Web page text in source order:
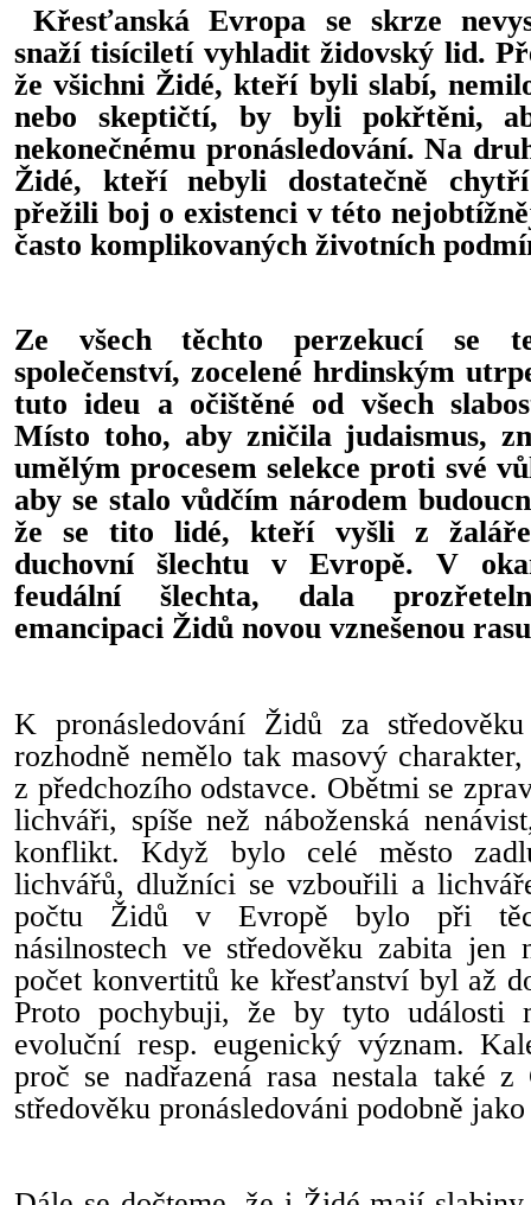
Křesťanská Evropa se skrze
snaží tisíciletí vyhladit židovský lid.
že všichni Židé, kteří byli slabí,
nebo skeptičtí, by byli pokřtěni,
nekonečnému pronásledování. Na
Židé, kteří nebyli dostatečně
přežili boj o existenci v této
často komplikovaných životních
Ze všech těchto perzekucí se
společenství, zocelené hrdinským
tuto ideu a očištěné od všech
Místo toho, aby zničila judaismus,
umělým procesem selekce proti své
aby se stalo vůdčím národem
že se tito lidé, kteří vyšli z
duchovní šlechtu v Evropě. V
feudální šlechta, dala
emancipaci Židů novou vznešenou
K pronásledování Židů za
rozhodně nemělo tak masový
z předchozího odstavce. Obětmi se
lichváři, spíše než náboženská
konflikt. Když bylo celé město
lichvářů, dlužníci se vzbouřili a
počtu Židů v Evropě bylo při
násilnostech ve středověku zabita jen
počet konvertitů ke křesťanství byl až
Proto pochybuji, že by tyto události
evoluční resp. eugenický význam.
proč se nadřazená rasa nestala také
středověku pronásledováni podobně